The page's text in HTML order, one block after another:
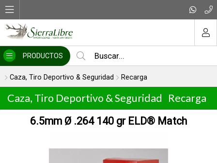
PRODUCTOS
Caza, Tiro Deportivo & Seguridad Recarga
Caza, Tiro Deportivo & Seguridad Recarga
6.5mm Ø .264 140 gr ELD® Match